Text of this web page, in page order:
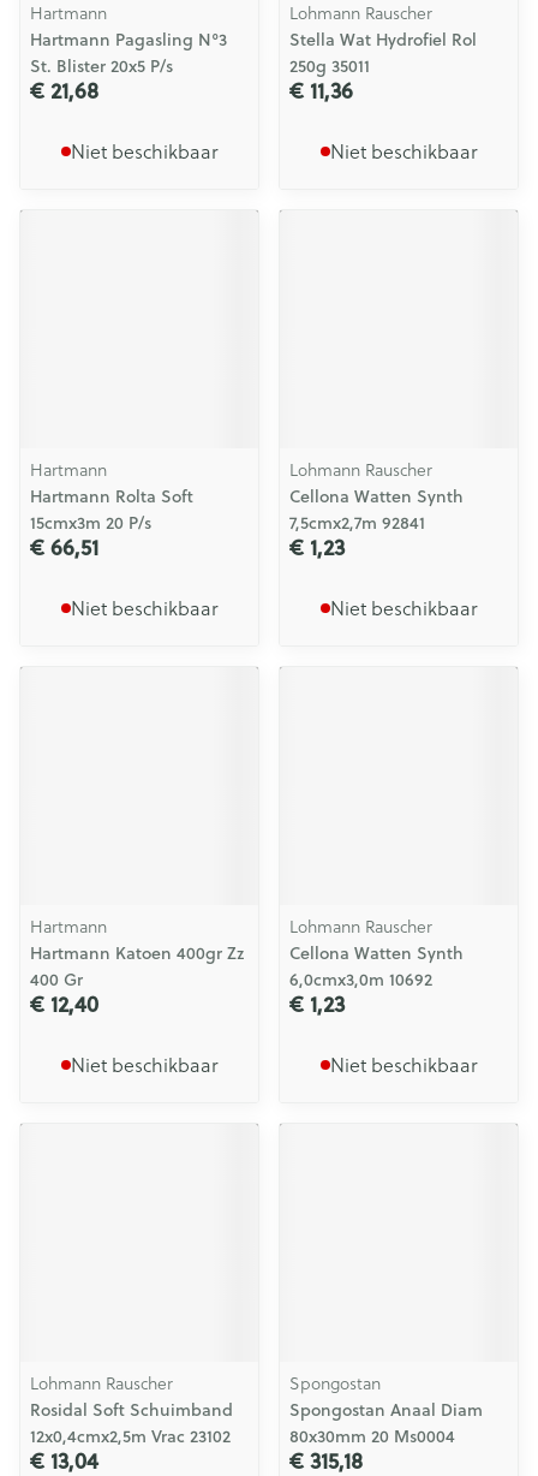
Hartmann
Hartmann Pagasling N°3
St. Blister 20x5 P/s
€ 21,68
Niet beschikbaar
Lohmann Rauscher
Stella Wat Hydrofiel Rol
250g 35011
€ 11,36
Niet beschikbaar
Hartmann
Hartmann Rolta Soft
15cmx3m 20 P/s
€ 66,51
Niet beschikbaar
Lohmann Rauscher
Cellona Watten Synth
7,5cmx2,7m 92841
€ 1,23
Niet beschikbaar
Hartmann
Hartmann Katoen 400gr Zz
400 Gr
€ 12,40
Niet beschikbaar
Lohmann Rauscher
Cellona Watten Synth
6,0cmx3,0m 10692
€ 1,23
Niet beschikbaar
Lohmann Rauscher
Rosidal Soft Schuimband
12x0,4cmx2,5m Vrac 23102
€ 13,04
Spongostan
Spongostan Anaal Diam
80x30mm 20 Ms0004
€ 315,18